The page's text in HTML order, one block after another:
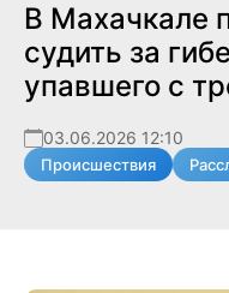
В Махачкале
судить за
упавшего с
03.06.2026 12:10
Происшествия